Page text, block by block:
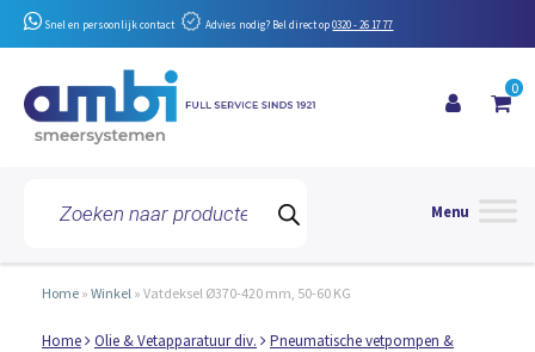
Snel en persoonlijk contact Advies nodig? Bel direct op0320 - 26 17 77
zoeken
0
Home » Winkel » Vatdeksel Ø370-420 mm, 50-60 KG
Home Olie & Vetapparatuur div.
Pneumatische vetpompen &